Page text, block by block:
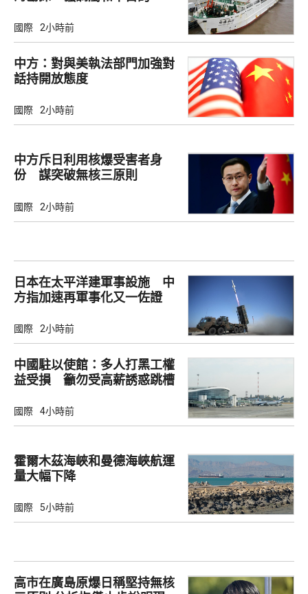
國際 2小時前
中方：對與美執法部門加強對
話持開放態度
國際 2小時前
中方斥日利用核爆受害者身
份 謀突破無核三原則
國際 2小時前
日本在太平洋建軍事設施 中
方指加速再軍事化又一佐證
國際 2小時前
中國駐以使館：多人打黑工權
益受損 籲勿受高薪誘惑跳槽
國際 4小時前
霍爾木茲海峽和曼德海峽航運
量大幅下降
國際 5小時前
高市在廣島原爆日稱堅持無核